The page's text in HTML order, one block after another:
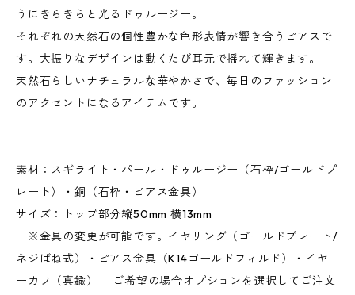
うにきらきらと光るドゥルージー。
それぞれの天然石の個性豊かな色形表情が響き合うピアスで
す。大振りなデザインは動くたび耳元で揺れて輝きます。
天然石らしいナチュラルな華やかさで、毎日のファッション
のアクセントになるアイテムです。
素材：スギライト・パール・ドゥルージー（石枠/ゴールドプ
レート）・銅（石枠・ピアス金具）
サイズ：トップ部分縦50mm 横13mm
※金具の変更が可能です。イヤリング（ゴールドプレート/
ネジばね式）・ピアス金具（K14ゴールドフィルド）・イヤ
ーカフ（真鍮） ご希望の場合オプションを選択してご注文